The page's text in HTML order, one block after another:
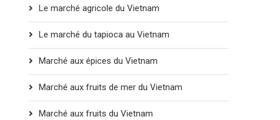
Le marché agricole du Vietnam
Le marché du tapioca au Vietnam
Marché aux épices du Vietnam
Marché aux fruits de mer du Vietnam
Marché aux fruits du Vietnam